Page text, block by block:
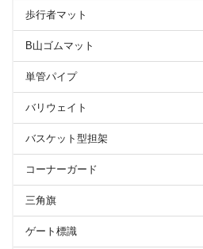
歩行者マット
B山ゴムマット
単管パイプ
バリウェイト
バスケット型担架
コーナーガード
三角旗
ゲート標識